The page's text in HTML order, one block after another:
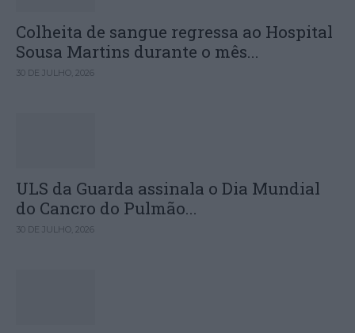
Colheita de sangue regressa ao Hospital
Sousa Martins durante o mês...
30 DE JULHO, 2026
ULS da Guarda assinala o Dia Mundial
do Cancro do Pulmão...
30 DE JULHO, 2026